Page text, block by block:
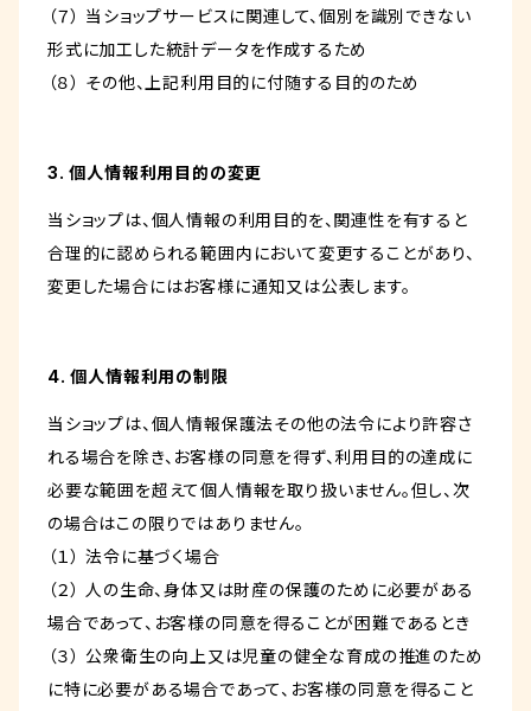
（７） 当ショップサービスに関連して、個別を識別できない
形式に加工した統計データを作成するため
（８） その他、上記利用目的に付随する目的のため
3. 個人情報利用目的の変更
当ショップは、個人情報の利用目的を、関連性を有すると
合理的に認められる範囲内において変更することがあり、
変更した場合にはお客様に通知又は公表します。
4. 個人情報利用の制限
当ショップは、個人情報保護法その他の法令により許容さ
れる場合を除き、お客様の同意を得ず、利用目的の達成に
必要な範囲を超えて個人情報を取り扱いません。但し、次
の場合はこの限りではありません。
（１） 法令に基づく場合
（２） 人の生命、身体又は財産の保護のために必要がある
場合であって、お客様の同意を得ることが困難であるとき
（３） 公衆衛生の向上又は児童の健全な育成の推進のため
に特に必要がある場合であって、お客様の同意を得ること